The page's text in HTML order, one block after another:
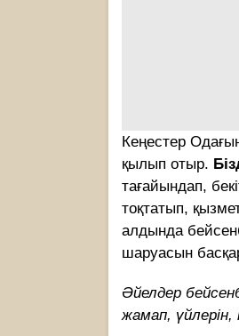
Кеңестер
қылып отыр.
тағайындап,
тоқтатып,
алдында
шаруасын
Əйелдер
жамап, үйлерін,